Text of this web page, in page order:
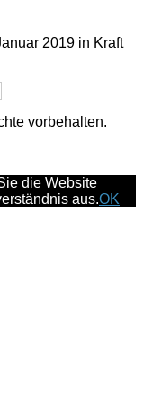
2019 in Kraft
vorbehalten.
die Website
aus.OK